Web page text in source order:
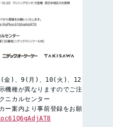
)、9(月)、10(火)、12(木)
異なりますのでご注意ください
ニカルセンター